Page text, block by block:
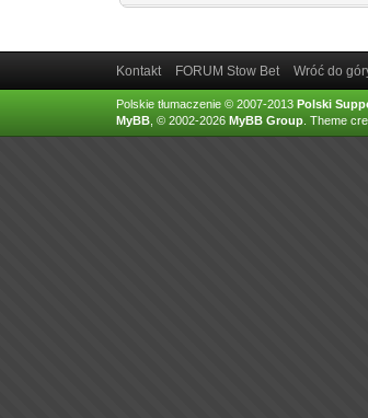
Kontakt FORUM Stow Bet Wróć do
Polskie tłumaczenie © 2007-2013 Polski
MyBB, © 2002-2026 MyBB Group. Theme